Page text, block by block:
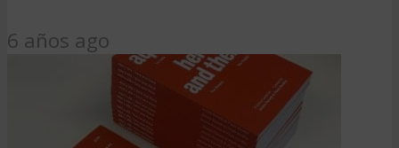
6 años ago